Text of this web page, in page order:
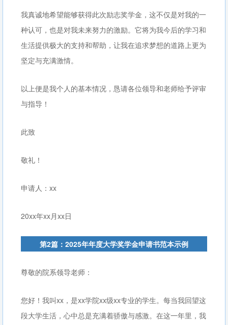
我真诚地希望能够获得此次励志奖学金，这不仅是对我的一
种认可，也是对我未来努力的激励。它将为我今后的学习和
生活提供极大的支持和帮助，让我在追求梦想的道路上更为
坚定与充满激情。
以上便是我个人的基本情况，恳请各位领导和老师给予评审
与指导！
此致
敬礼！
申请人：xx
20xx年xx月xx日
第2篇：2025年年度大学奖学金申请书范本示例
尊敬的院系领导老师：
您好！我叫xx，是xx学院xx级xx专业的学生。每当我回望这
段大学生活，心中总是充满着骄傲与感激。在这一年里，我